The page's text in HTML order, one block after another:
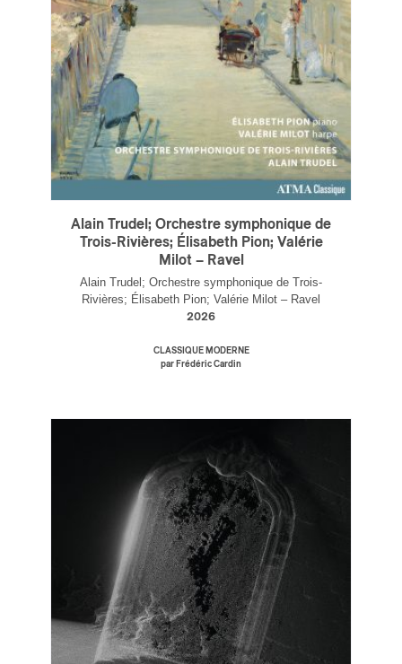
Alain Trudel; Orchestre symphonique de
Trois-Rivières; Élisabeth Pion; Valérie
Milot – Ravel
Alain Trudel; Orchestre symphonique de Trois-
Rivières; Élisabeth Pion; Valérie Milot – Ravel
2026
CLASSIQUE MODERNE
par Frédéric Cardin